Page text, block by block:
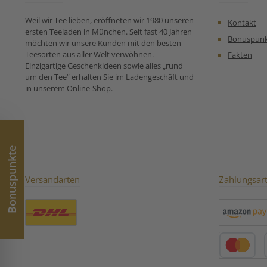
Pfefferkörner. Unsere
Zubereitungsempfehlung
für Rooibos Pfeffernuss
Orange:
Weil wir Tee lieben, eröffneten wir 1980 unseren
ersten Teeladen in München. Seit fast 40 Jahren
möchten wir unsere Kunden mit den besten
Teesorten aus aller Welt verwöhnen.
Einzigartige Geschenkideen sowie alles „rund
um den Tee“ erhalten Sie im Ladengeschäft und
in unserem Online-Shop.
Kontakt
Fakten
Versandarten
Bonuspunkte